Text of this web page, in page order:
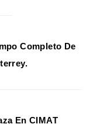
Completo De
En CIMAT